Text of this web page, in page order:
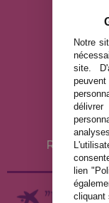
Notre
site.
lien
cliquant